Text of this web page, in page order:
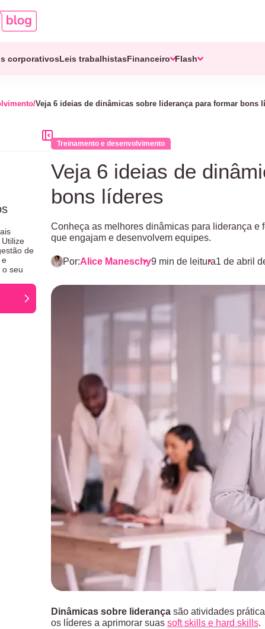
corporativosLeis trabalhistasFinanceiro Flash
Veja 6 ideias de dinâmicas sobre liderança para formar bons
Treinamento e desenvolvimento
Veja 6 ideias de
bons líderes
Conheça as melhores dinâmicas para liderança
que engajam e desenvolvem equipes.
Por:Alice Maneschy9 min de leitura1 de abril
Dinâmicas sobre liderançasão atividades
os líderes a aprimorar suas soft skills e hard skills.
de
e
o seu